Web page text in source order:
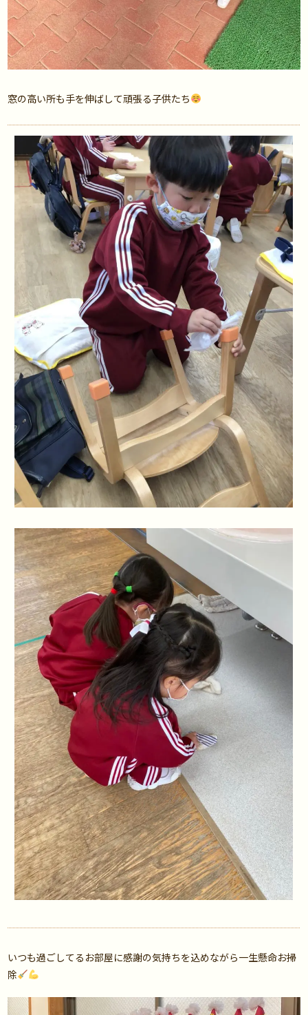
窓の高い所も手を伸ばして頑張る子供たち
いつも過ごしてるお部屋に感謝の気持ちを込めながら一生懸命お掃
除